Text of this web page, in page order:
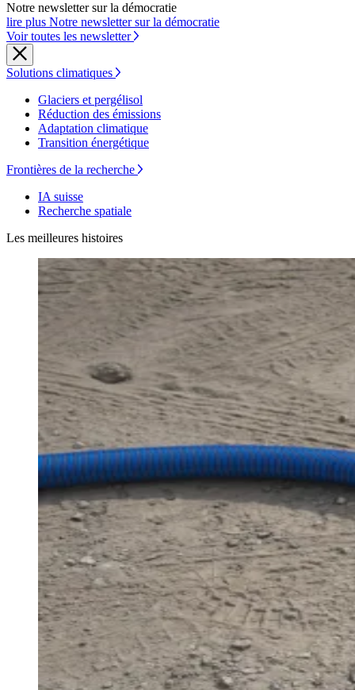
Notre newsletter sur la démocratie
lire plus Notre newsletter sur la démocratie
Voir toutes les newsletter
Solutions climatiques
Glaciers et pergélisol
Réduction des émissions
Adaptation climatique
Transition énergétique
Frontières de la recherche
IA suisse
Recherche spatiale
Les meilleures histoires